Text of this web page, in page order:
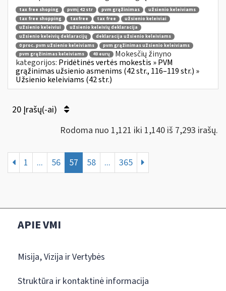
tax free shoping pvmį 42 str pvm grąžinimas
užsienio keleiviams
tax free shopping
taxfree tax free
užsienio keleiviai
užsienio keleiviui
užsienio keleivių deklaracija
užsienio keleivių deklaracijų
deklaracija užsienio keleiviams
0 proc. pvm užsienio keleiviams
pvm grąžinimas užsienio keleiviams
pvm grąžinimas keleiviams
40 eurų
Mokesčių žinyno
kategorijos: Pridėtinės vertės mokestis » PVM
grąžinimas užsienio asmenims (42 str., 116–119 str.) »
Užsienio keleiviams (42 str.)
20 Įrašų(-ai)
Rodoma nuo 1,121 iki 1,140 iš 7,293 irašų.
1 ... 56 57 58 ... 365
APIE VMI
Misija, Vizija ir Vertybės
Struktūra ir kontaktinė informacija